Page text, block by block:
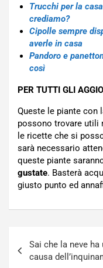
Trucchi per la
crediamo?
Cipolle sempre
averle in casa
Pandoro e
così
PER TUTTI GLI
Queste le piante con
possono trovare utili
le ricette che si
sarà necessario
queste piante
gustate. Basterà
giusto punto ed
articoli
Sai che la neve
causa